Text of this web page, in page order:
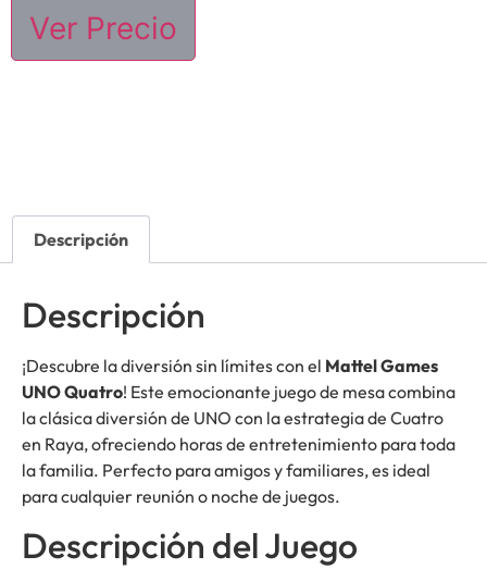
Ver Precio
Descripción
Descripción
¡Descubre la diversión sin límites con el Mattel Games
UNO Quatro! Este emocionante juego de mesa combina
la clásica diversión de UNO con la estrategia de Cuatro
en Raya, ofreciendo horas de entretenimiento para toda
la familia. Perfecto para amigos y familiares, es ideal
para cualquier reunión o noche de juegos.
Descripción del Juego